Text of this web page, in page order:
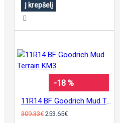
Į krepšelį
-18 %
11R14 BF Goodrich Mud Terrain KM3
309.33€ 253.65€